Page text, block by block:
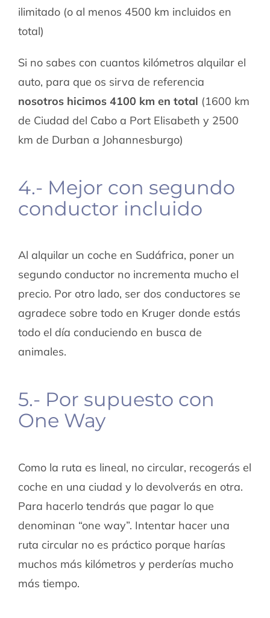
ilimitado (o al menos 4500 km incluidos en
total)
Si no sabes con cuantos kilómetros alquilar el
auto, para que os sirva de referencia
nosotros hicimos 4100 km en total (1600 km
de Ciudad del Cabo a Port Elisabeth y 2500
km de Durban a Johannesburgo)
4.- Mejor con segundo
conductor incluido
Al alquilar un coche en Sudáfrica, poner un
segundo conductor no incrementa mucho el
precio. Por otro lado, ser dos conductores se
agradece sobre todo en Kruger donde estás
todo el día conduciendo en busca de
animales.
5.- Por supuesto con
One Way
Como la ruta es lineal, no circular, recogerás el
coche en una ciudad y lo devolverás en otra.
Para hacerlo tendrás que pagar lo que
denominan “one way”. Intentar hacer una
ruta circular no es práctico porque harías
muchos más kilómetros y perderías mucho
más tiempo.